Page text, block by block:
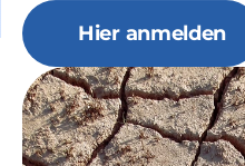
Hier anmelden